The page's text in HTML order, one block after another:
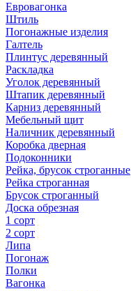
Евровагонка
Штиль
Погонажные изделия
Галтель
Плинтус деревянный
Раскладка
Уголок деревянный
Штапик деревянный
Карниз деревянный
Мебельный щит
Наличник деревянный
Коробка дверная
Подоконники
Рейка, брусок строганные
Рейка строганная
Брусок строганный
Доска обрезная
1 сорт
2 сорт
Липа
Погонаж
Полки
Вагонка